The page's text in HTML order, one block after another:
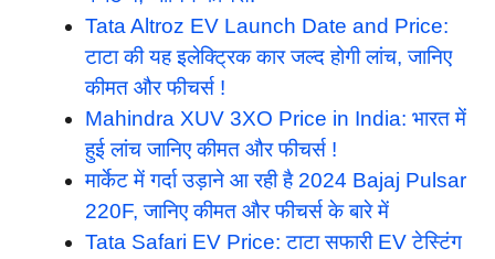
Tata Altroz EV Launch Date and Price:
टाटा की यह इलेक्ट्रिक कार जल्द होगी लांच, जानिए
कीमत और फीचर्स !
Mahindra XUV 3XO Price in India: भारत में
हुई लांच जानिए कीमत और फीचर्स !
मार्केट में गर्दा उड़ाने आ रही है 2024 Bajaj Pulsar
220F, जानिए कीमत और फीचर्स के बारे में
Tata Safari EV Price: टाटा सफारी EV टेस्टिंग